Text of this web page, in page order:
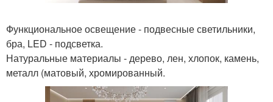
Функциональное освещение - подвесные светильники,
бра, LED - подсветка.
Натуральные материалы - дерево, лен, хлопок, камень,
металл (матовый, хромированный.